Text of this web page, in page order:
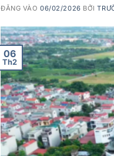
ĐĂNG VÀO06/02/2026 BỞI
06
Th2